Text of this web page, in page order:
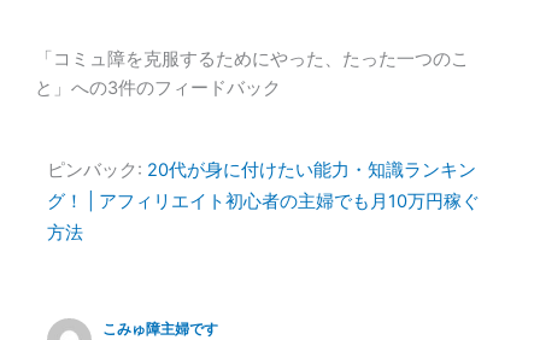
「コミュ障を克服するためにやった、たった一つのこ
と」への3件のフィードバック
ピンバック: 20代が身に付けたい能力・知識ランキン
グ！ | アフィリエイト初心者の主婦でも月10万円稼ぐ
方法
こみゅ障主婦です